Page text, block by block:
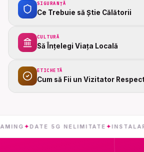
SIGURANȚĂ
Ce Trebuie să Știe Călătorii
CULTURĂ
Să Înțelegi Viața Locală
ETICHETĂ
Cum să Fii un Vizitator
DATE 5G NELIMITATE ✦ INSTALARE CU